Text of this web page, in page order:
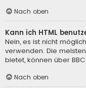
Nach oben
Kann ich HTML
Nein, es ist nicht
verwenden. Die
bietet, können über
Nach oben